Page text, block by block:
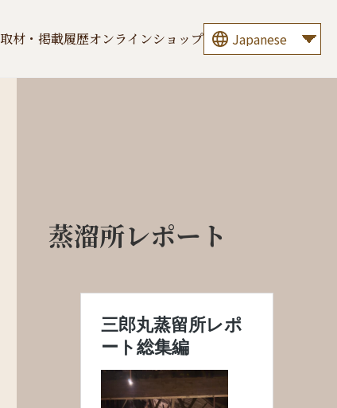
取材・掲載履歴オンラインショップ
蒸溜所レポート